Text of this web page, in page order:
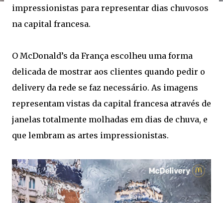
impressionistas para representar dias chuvosos
na capital francesa.
O McDonald’s da França escolheu uma forma
delicada de mostrar aos clientes quando pedir o
delivery da rede se faz necessário. As imagens
representam vistas da capital francesa através de
janelas totalmente molhadas em dias de chuva, e
que lembram as artes impressionistas.